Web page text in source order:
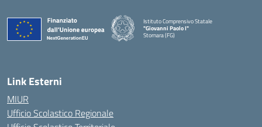
Istituto Comprensivo Statale
"Giovanni Paolo I"
Stornara (FG)
Link Esterni
MIUR
Ufficio Scolastico Regionale